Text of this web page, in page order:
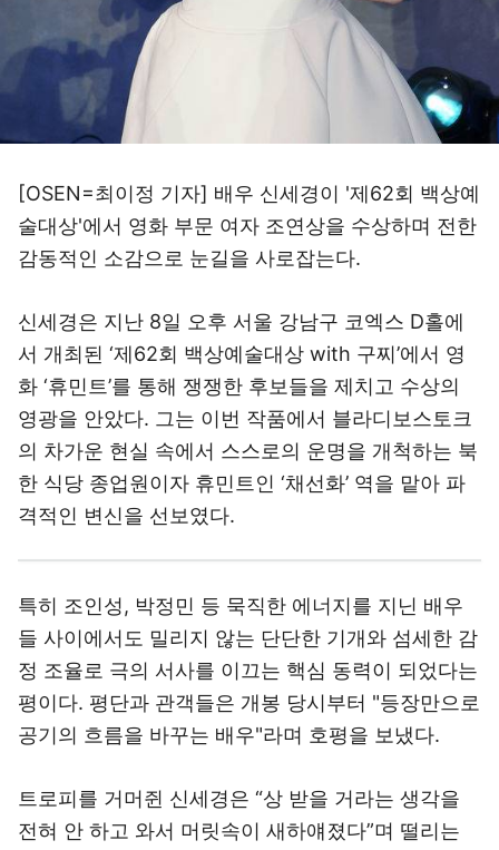
[OSEN=최이정 기자] 배우 신세경이 '제62회 백상예
술대상'에서 영화 부문 여자 조연상을 수상하며 전한
감동적인 소감으로 눈길을 사로잡는다.
신세경은 지난 8일 오후 서울 강남구 코엑스 D홀에
서 개최된 ‘제62회 백상예술대상 with 구찌’에서 영
화 ‘휴민트’를 통해 쟁쟁한 후보들을 제치고 수상의
영광을 안았다. 그는 이번 작품에서 블라디보스토크
의 차가운 현실 속에서 스스로의 운명을 개척하는 북
한 식당 종업원이자 휴민트인 ‘채선화’ 역을 맡아 파
격적인 변신을 선보였다.
특히 조인성, 박정민 등 묵직한 에너지를 지닌 배우
들 사이에서도 밀리지 않는 단단한 기개와 섬세한 감
정 조율로 극의 서사를 이끄는 핵심 동력이 되었다는
평이다. 평단과 관객들은 개봉 당시부터 "등장만으로
공기의 흐름을 바꾸는 배우"라며 호평을 보냈다.
트로피를 거머쥔 신세경은 “상 받을 거라는 생각을
전혀 안 하고 와서 머릿속이 새하얘졌다”며 떨리는